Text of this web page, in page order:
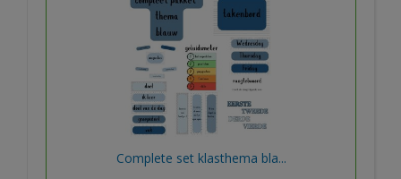
Complete set klasthema bla...